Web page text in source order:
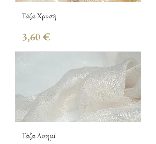
Γάζα Χρυσή
Τιμή
3,60 €
Γάζα Ασημί